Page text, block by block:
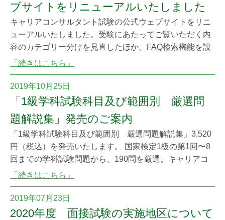
ブサイトをリニューアルいたしました
キャリアコンサルタント試験の公式ウェブサイトをリニ
ューアルいたしました。受験にあたってご覧いただく内
容のカテゴリー分けを見直したほか、FAQ検索機能を設
けています。さらに、スマートフォンでも快適にご覧い
関する情報は、トップページの「試験に関する情報」欄
でご案内いたします。 また、キャリアコンサルティング
「続きはこちら」
2019年10月25日
「1級学科試験科目及び範囲別 厳選問
題解説集」発売のご案内
「1級学科試験科目及び範囲別 厳選問題解説集」3,520
円（税込）を発売いたします。 国家検定1級の第1回〜8
回までの学科試験問題から、190問を厳選。キャリアコ
ンサルタントとして特に押さえておくべき知識をきちん
はもちろん、キャリアコンサルタントの皆さまにもぜひ
ご活用いただきたい1冊です。 購入ご希望の方は、協議
「続きはこちら」
2019年07月23日
2020年度 面接試験の実施地区について